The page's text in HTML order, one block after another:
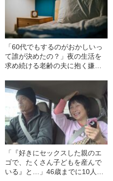
「60代でもするのがおかしいっ
て誰が決めたの？」夜の生活を
求め続ける老齢の夫に抱く嫌悪
た“ある決断”
「『好きにセックスした親のエ
ゴで、たくさん子どもを産んで
いる』と…」46歳までに10人を